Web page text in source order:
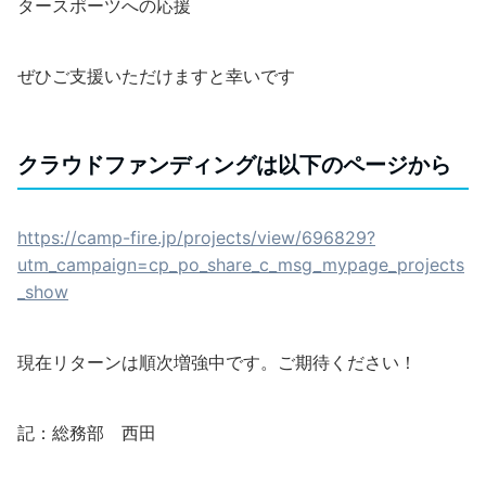
タースポーツへの応援
ぜひご支援いただけますと幸いです
クラウドファンディングは以下のページから
https://camp-fire.jp/projects/view/696829?
utm_campaign=cp_po_share_c_msg_mypage_projects
_show
現在リターンは順次増強中です。ご期待ください！
記：総務部 西田